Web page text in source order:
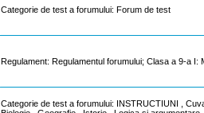
Categorie de test a forumului: Forum de test
Regulament: Regulamentul forumului; Clasa a 9-a I:
Categorie de test a forumului: INSTRUCTIUNI ,